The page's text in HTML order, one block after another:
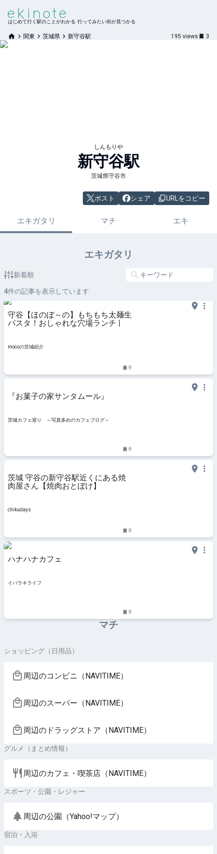
はじめて行く駅のことがわかる 行ってみたい街が見つかる
関東 茨城県 新守谷駅 195 views 3
しんもりや
新守谷駅
茨城県守谷市
ポスト シェア URLをコピー
エキガタリ マチ エキ
エキガタリ
新着順
4件の記事を表示しています
守谷【ほのぼ～の】もちもち太麺生
パスタ！おしゃれな穴場ランチ |
mocoの茨城紹介
8
『お菓子の家サンタムール』
茨城カフェ巡り ～写真多めのカフェブログ～
8
茨城 守谷の新守谷駅近くにある焼
肉屋さん【焼肉おとぼけ】
chikudays
8
ハナハナカフェ
イバラキライフ
8
マチ
ショッピング（日用品）
周辺のコンビニ（NAVITIME）
周辺のスーパー（NAVITIME）
周辺のドラッグストア（NAVITIME）
グルメ（まとめ情報）
周辺のカフェ・喫茶店（NAVITIME）
スポーツ・公園・レジャー
周辺の公園（Yahoo!マップ）
宿泊・入浴